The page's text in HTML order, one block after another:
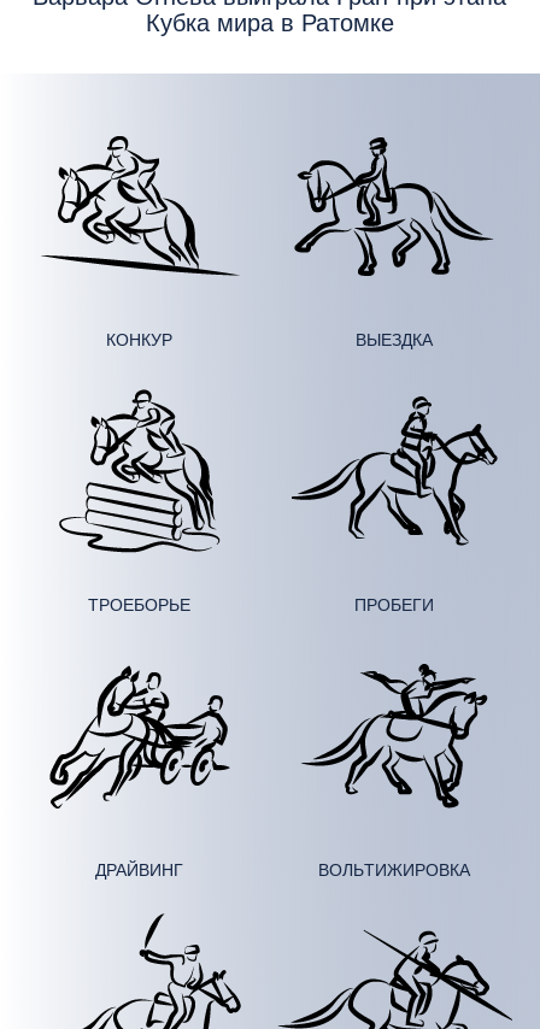
Кубка мира в Ратомке
КОНКУР ВЫЕЗДКА
ТРОЕБОРЬЕ ПРОБЕГИ
ДРАЙВИНГ ВОЛЬ­ТИ­ЖИ­РОВ­КА